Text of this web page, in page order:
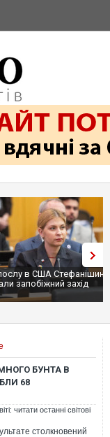
в США
запобіжний захід
БУНТА В
68
читати останні світові
столкновений